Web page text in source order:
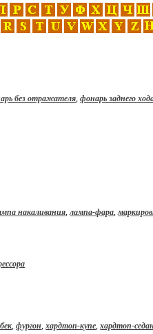
без отражателя,фонарь заднего
накаливания,лампа-фара,
,фургон,хардтоп-купе,хардтоп-